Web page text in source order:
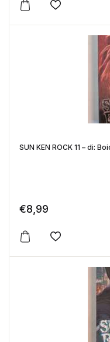
Aggiungi
SUN KEN ROCK 11 – di:
€8,99
Aggiungi